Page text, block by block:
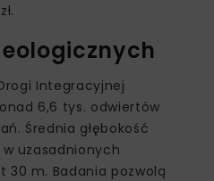
Integracyjnej
6,6 tys. odwiertów
Średnia głębokość
w uzasadnionych
30 m. Badania pozwolą